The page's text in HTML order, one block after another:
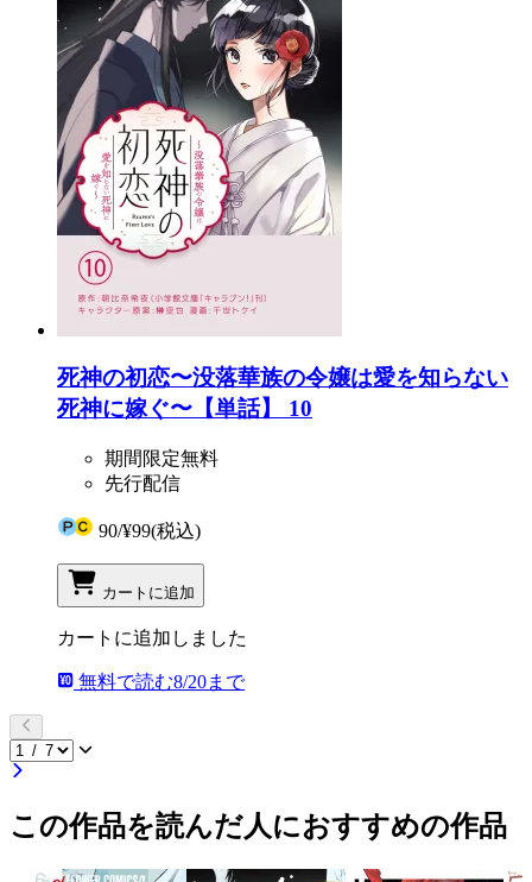
死神の初恋〜没落華族の令嬢は愛を知らない
死神に嫁ぐ〜【単話】 10
期間限定無料
先行配信
90/¥99(税込)
カートに追加
カートに追加しました
無料で読む8/20まで
この作品を読んだ人におすすめの作品